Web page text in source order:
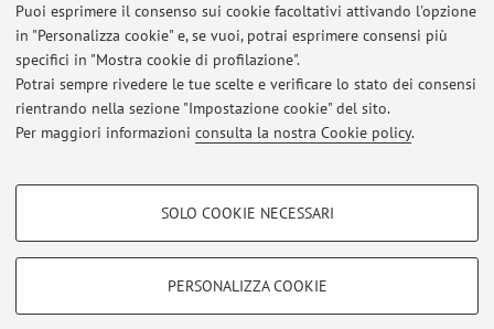
Puoi esprimere il consenso sui cookie facoltativi attivando l'opzione
in "Personalizza cookie" e, se vuoi, potrai esprimere consensi più
specifici in "Mostra cookie di profilazione".
Potrai sempre rivedere le tue scelte e verificare lo stato dei consensi
rientrando nella sezione "Impostazione cookie" del sito.
Per maggiori informazioni consulta la nostra Cookie policy.
COOKIE DI PROFILAZIONE - FACOLTATIVI
SOLO COOKIE NECESSARI
PERSONALIZZA COOKIE
Ultimi avvisi
Al momento non sono presenti avvisi.
Area riservata
Accedi tramiteloginper gestire tutti i contenuti del sito.